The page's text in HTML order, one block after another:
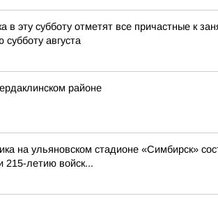
эту субботу отметят все причастные к
августа
районе
на ульяновском стадионе «Симбирск»
215-летию войск...